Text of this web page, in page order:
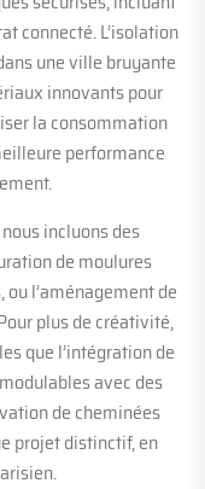
connecté. L’isolation
une ville bruyante
innovants pour
la consommation
performance
incluons des
de moulures
l’aménagement de
plus de créativité,
que l’intégration de
avec des
de cheminées
projet distinctif, en